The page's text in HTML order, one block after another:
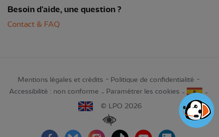
Besoin d'aide, une question ?
Contact & FAQ
Mentions légales et crédits
Politique de confidentialité
Accessibilité : non conforme
Paramétrer les cookies
© LPO 2026
Renforcer les contrastes